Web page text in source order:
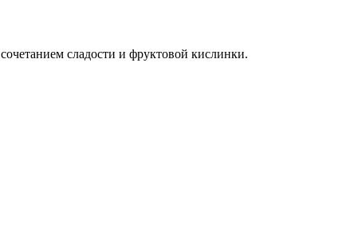
сладости и фруктовой кислинки.